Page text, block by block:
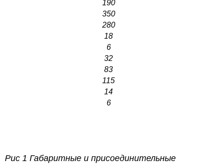
190
350
280
18
6
32
83
115
14
6
Рис 1 Габаритные и присоединительные